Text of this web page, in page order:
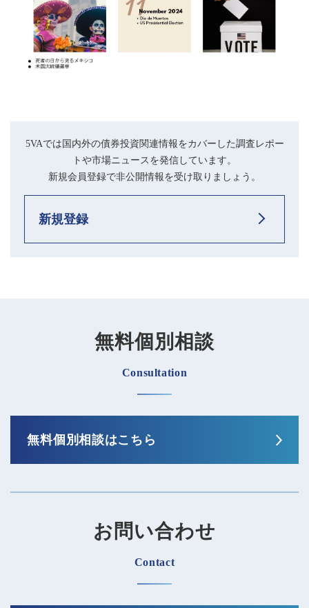
5VAでは国内外の債券投資関連情報をカバーした調査レポー
トや市場ニュースを発信しています。
新規会員登録で非公開情報を受け取りましょう。
新規登録
無料個別相談
Consultation
無料個別相談はこちら
お問い合わせ
Contact